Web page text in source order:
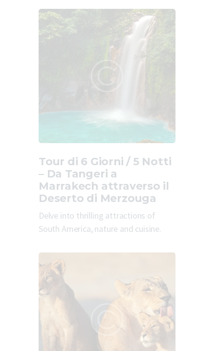
Tour di 6 Giorni / 5 Notti
– Da Tangeri a
Marrakech attraverso il
Deserto di Merzouga
Delve into thrilling attractions of
South America, nature and cuisine.